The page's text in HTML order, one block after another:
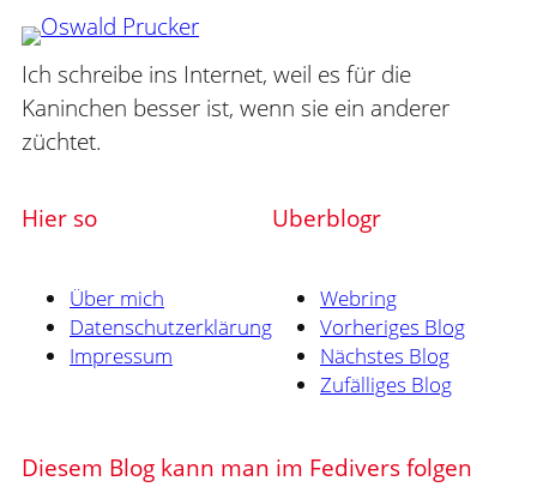
Ich schreibe ins Internet, weil es für die
Kaninchen besser ist, wenn sie ein anderer
züchtet.
Hier so
Über mich
Datenschutzerklärung
Impressum
Uberblogr
Webring
Vorheriges Blog
Nächstes Blog
Zufälliges Blog
Diesem Blog kann man im Fedivers folgen